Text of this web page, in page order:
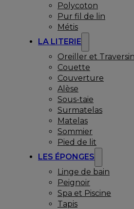
Polycoton
Pur fil de lin
Métis
LA LITERIE
Oreiller et Traversin
Couette
Couverture
Alèse
Sous-taie
Surmatelas
Matelas
Sommier
Pied de lit
LES ÉPONGES
Linge de bain
Peignoir
Spa et Piscine
Tapis